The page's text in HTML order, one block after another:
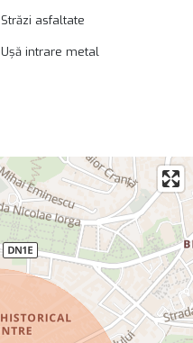
Străzi asfaltate
Ușă intrare metal